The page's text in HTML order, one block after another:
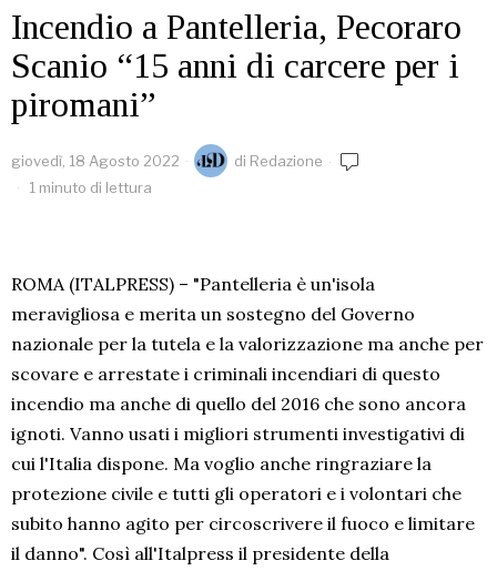
Incendio a Pantelleria, Pecoraro
Scanio “15 anni di carcere per i
piromani”
giovedì, 18 Agosto 2022 di Redazione
1 minuto di lettura
ROMA (ITALPRESS) – "Pantelleria è un'isola
meravigliosa e merita un sostegno del Governo
nazionale per la tutela e la valorizzazione ma anche per
scovare e arrestate i criminali incendiari di questo
incendio ma anche di quello del 2016 che sono ancora
ignoti. Vanno usati i migliori strumenti investigativi di
cui l'Italia dispone. Ma voglio anche ringraziare la
protezione civile e tutti gli operatori e i volontari che
subito hanno agito per circoscrivere il fuoco e limitare
il danno". Così all'Italpress il presidente della